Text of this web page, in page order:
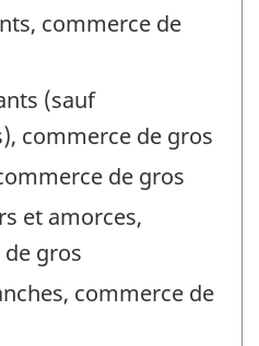
commerce de
(sauf
commerce de gros
de gros
et amorces,
gros
commerce de